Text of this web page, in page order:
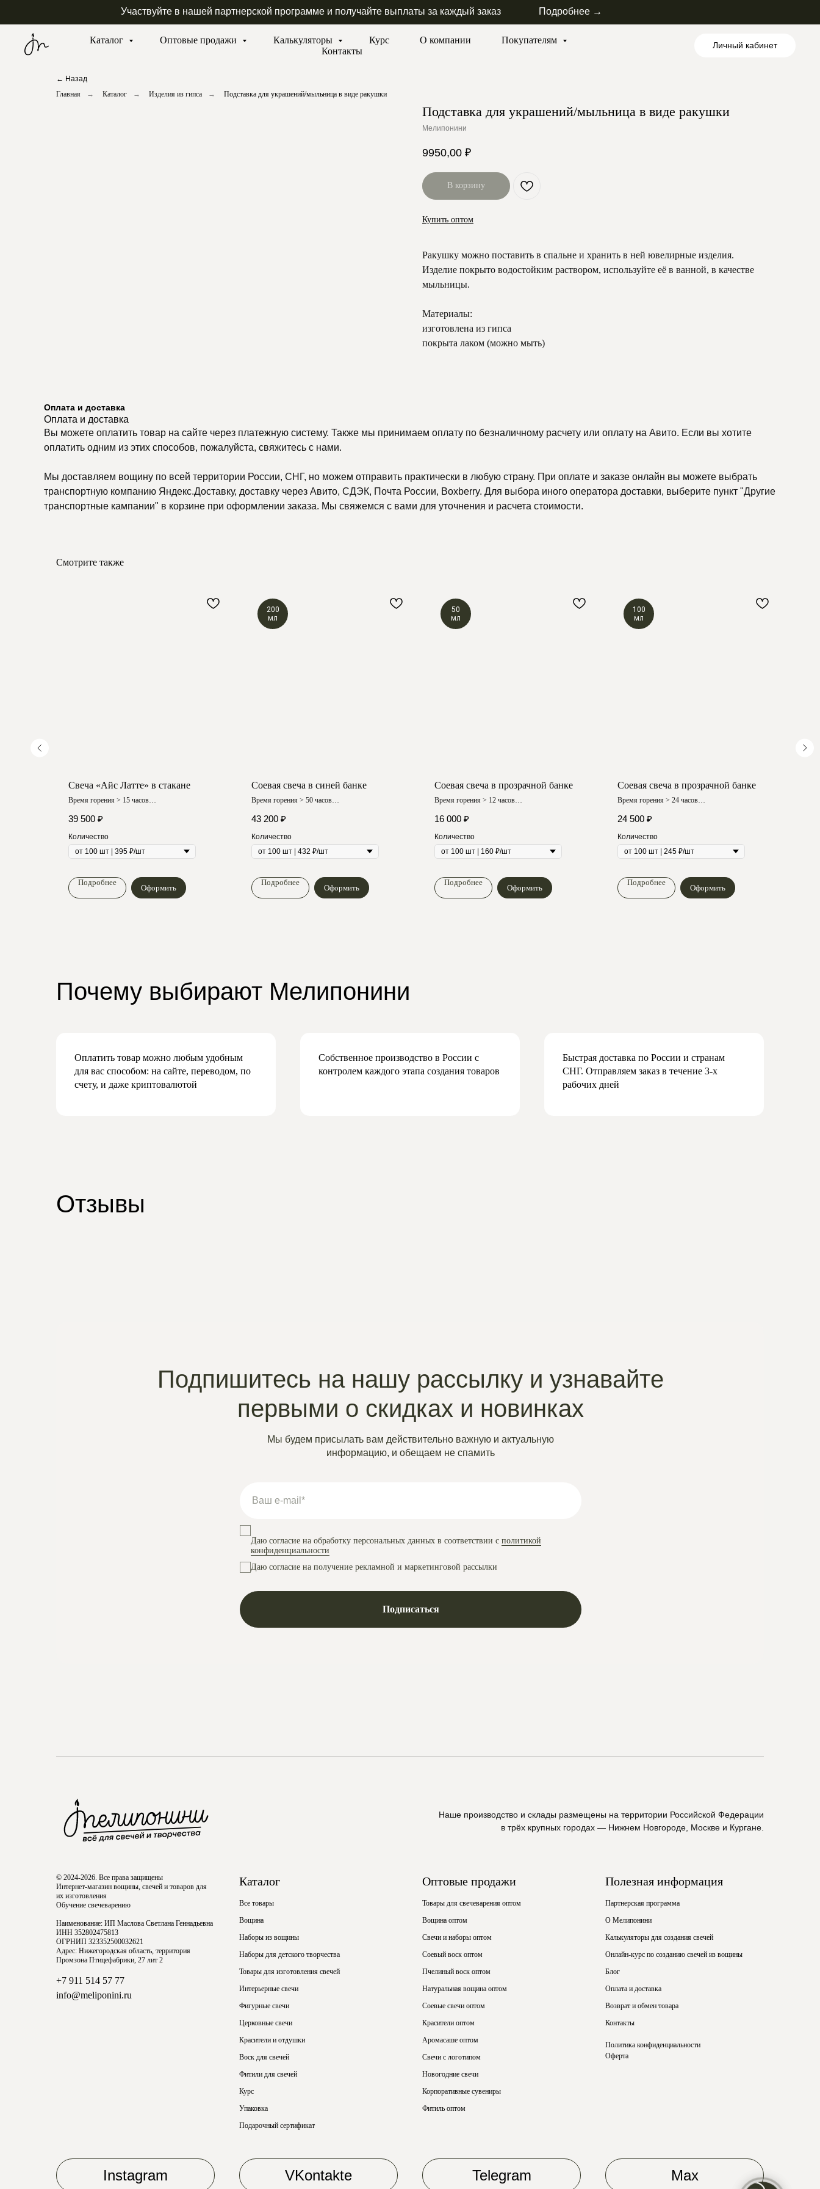
Участвуйте в нашей партнерской программе и получайте выплаты за каждый заказ Подробнее →
Каталог Оптовые продажи Калькуляторы Курс О компании
Покупателям
Контакты
Личный кабинет
← Назад
Главная
→ Каталог → Изделия из гипса → Подставка для украшений/мыльница в виде ракушки
Подставка для украшений/мыльница в виде ракушки
Мелипонини
9950,00 ₽
В корзину
Купить оптом
Ракушку можно поставить в спальне и хранить в ней ювелирные изделия.
Изделие покрыто водостойким раствором, используйте её в ванной, в качестве
мыльницы.
Материалы:
изготовлена из гипса
покрыта лаком (можно мыть)
Оплата и доставка
Оплата и доставка
Вы можете оплатить товар на сайте через платежную систему. Также мы принимаем оплату по безналичному расчету или оплату на Авито. Если вы хотите
оплатить одним из этих способов, пожалуйста, свяжитесь с нами.
Мы доставляем вощину по всей территории России, СНГ, но можем отправить практически в любую страну. При оплате и заказе онлайн вы можете выбрать
транспортную компанию Яндекс.Доставку, доставку через Авито, СДЭК, Почта России, Boxberry. Для выбора иного оператора доставки, выберите пункт "Другие
транспортные кампании" в корзине при оформлении заказа. Мы свяжемся с вами для уточнения и расчета стоимости.
Смотрите также
Свеча «Айс Латте» в стакане
Время горения > 15 часов
39 500 ₽
Количество
Подробнее
Оформить
200
мл
Соевая свеча в синей банке
Время горения > 50 часов
43 200 ₽
Количество
Подробнее
Оформить
50
мл
Соевая свеча в прозрачной банке
Время горения > 12 часов
16 000 ₽
Количество
Подробнее
Оформить
100
мл
Соевая свеча в прозрачной банке
Время горения > 24 часов
24 500 ₽
Количество
Подробнее
Оформить
Почему выбирают Мелипонини
Оплатить товар можно любым удобным
для вас способом: на сайте, переводом, по
счету, и даже криптовалютой
Собственное производство в России с
контролем каждого этапа создания товаров
Быстрая доставка по России и странам
СНГ. Отправляем заказ в течение 3-х
рабочих дней
Отзывы
Мы будем присылать вам действительно важную и актуальную
информацию, и обещаем не спамить
Подпишитесь на нашу рассылку и узнавайте
первыми о скидках и новинках
Даю согласие на обработку персональных данных в соответствии с политикой
конфиденциальности
Даю согласие на получение рекламной и маркетинговой рассылки
Подписаться
Наше производство и склады размещены на территории Российской Федерации
в трёх крупных городах — Нижнем Новгороде, Москве и Кургане.
© 2024-2026. Все права защищены
Интернет-магазин вощины, свечей и товаров для
их изготовления
Обучение свечеварению
Наименование: ИП Маслова Светлана Геннадьевна
ИНН 352802475813
ОГРНИП 323352500032621
Адрес: Нижегородская область, территория
Промзона Птицефабрики, 27 лит 2
+7 911 514 57 77
info@meliponini.ru
Каталог
Все товары
Вощина
Наборы из вощины
Наборы для детского творчества
Товары для изготовления свечей
Интерьерные свечи
Фигурные свечи
Церковные свечи
Красители и отдушки
Воск для свечей
Фитили для свечей
Курс
Упаковка
Подарочный сертификат
Оптовые продажи
Товары для свечеварения оптом
Вощина оптом
Свечи и наборы оптом
Соевый воск оптом
Пчелиный воск оптом
Натуральная вощина оптом
Соевые свечи оптом
Красители оптом
Аромасаше оптом
Свечи с логотипом
Новогодние свечи
Корпоративные сувениры
Фитиль оптом
Полезная информация
Партнерская программа
О Мелипонини
Калькуляторы для создания свечей
Онлайн-курс по созданию свечей из вощины
Блог
Оплата и доставка
Возврат и обмен товара
Контакты
Политика конфиденциальности
Оферта
Instagram VKontakte Telegram Max